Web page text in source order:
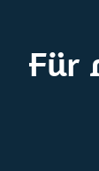
Für